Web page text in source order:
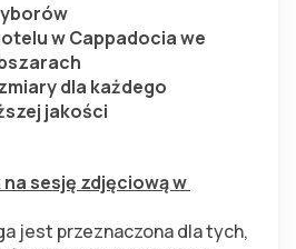
w Cappadocia we
dla każdego
jakości
sesję zdjęciową w
jest przeznaczona dla tych,